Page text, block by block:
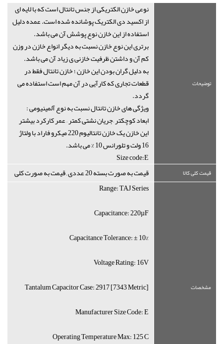
نوعی خازن الکتریکی از جنس تانتال است که با لایه ای
از اکسید دی الکتریک پوشانده شده است. عمده دلیل
استفاده از این خازن نوع پوشش آن می باشد.
برتری این نوع خازن نسبت به دیگر انواع خازن در وزن
کم آن و داشتن ظرفیت خازنی ی زیاد آن می باشد.
به دلیل گران بودن این خازن ؛ خازن تانتال فقط در
قطعات تجاری که کارآیی در آن مهم است استفاده می
گردد.
ویژگی های خازن تانتال نسبت به نوع آلمینیومی :
ابعاد کوچکتر –جریان نشتی کمتر – عمر کارکرد بیشتر
این خازن یک خازن تانتالیوم 220 میکرو فاراد با ولتاژ
16 ولت و تلورانس 10 % می باشد.
Size code:E
توضیحات
قیمت به صورت بسته 20 عددی , قیمت به صورت کلی قیمت کلی کالا
Range: TAJ Series
Capacitance: 220µF
Capacitance Tolerance: ± 10%
Voltage Rating: 16V
Tantalum Capacitor Case: 2917 [7343 Metric]
Manufacturer Size Code: E
Operating Temperature Max: 125°C
مشخصات